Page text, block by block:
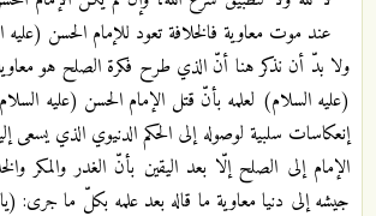
عند موت معاوية فالخلافة تعود للإمام الحسن
ولا بدّ أن نذكر هنا أنّ الذي طرح فكرة الصلح هو
(عليه السلام) لعلمه بأنّ قتل الإمام الحسن (عليه
إنعكاسات سلبية لوصوله إلى الحكم الدنيوي الذي يسعى
الإمام إلى الصلح إلّا بعد اليقين بأنّ الغدر والمكر
جيشه إلى دنيا معاوية ما قاله بعد علمه بكلّ ما جرى: